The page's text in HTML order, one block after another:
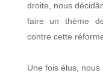
droite, nous
faire un thème
contre cette
Une fois élus, nous